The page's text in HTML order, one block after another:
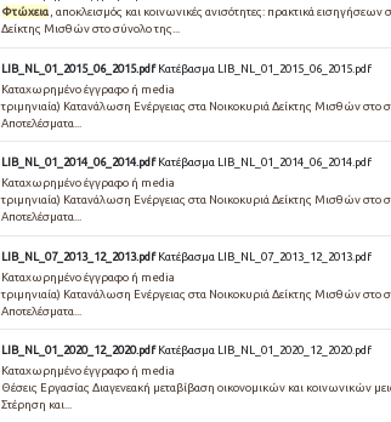
Φτώχεια, αποκλεισμός και κοινωνικές ανισότητες: πρακτικά
Δείκτης Μισθών στο σύνολο της...
LIB_NL_01_2015_06_2015.pdf Κατέβασμα LIB_NL_01_2015_06_2015.pdf
Καταχωρημένο έγγραφο ή media
τριμηνιαία) Κατανάλωση Ενέργειας στα Νοικοκυριά Δείκτης Μισθών στο
Αποτελέσματα...
LIB_NL_01_2014_06_2014.pdf Κατέβασμα LIB_NL_01_2014_06_2014.pdf
Καταχωρημένο έγγραφο ή media
τριμηνιαία) Κατανάλωση Ενέργειας στα Νοικοκυριά Δείκτης Μισθών στο
Αποτελέσματα...
LIB_NL_07_2013_12_2013.pdf Κατέβασμα LIB_NL_07_2013_12_2013.pdf
Καταχωρημένο έγγραφο ή media
τριμηνιαία) Κατανάλωση Ενέργειας στα Νοικοκυριά Δείκτης Μισθών στο
Αποτελέσματα...
LIB_NL_01_2020_12_2020.pdf Κατέβασμα LIB_NL_01_2020_12_2020.pdf
Καταχωρημένο έγγραφο ή media
Θέσεις Εργασίας Διαγενεακή μεταβίβαση οικονομικών και κοινωνικών
Στέρηση και...